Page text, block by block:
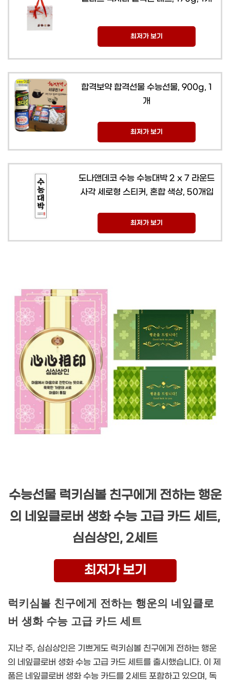
최저가 보기
합격보약 합격선물 수능선물, 900g, 1
개
최저가 보기
도나앤데코 수능 수능대박 2 x 7 라운드
사각 세로형 스티커, 혼합 색상, 50개입
최저가 보기
수능선물 럭키심볼 친구에게 전하는 행운
의 네잎클로버 생화 수능 고급 카드 세트,
심심상인, 2세트
최저가 보기
럭키심볼 친구에게 전하는 행운의 네잎클로
버 생화 수능 고급 카드 세트
지난 주, 심심상인은 기쁘게도 럭키심볼 친구에게 전하는 행운
의 네잎클로버 생화 수능 고급 카드 세트를 출시했습니다. 이 제
품은 네잎클로버 생화 수능 카드를 2세트 포함하고 있으며, 독